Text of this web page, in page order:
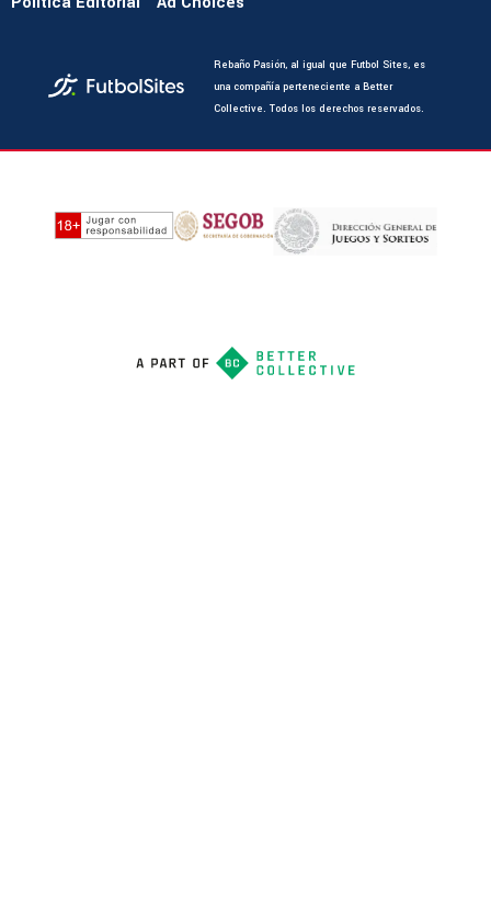
Rebaño Pasión, al igual que Futbol Sites, es
una compañía perteneciente a Better
Collective. Todos los derechos reservados.